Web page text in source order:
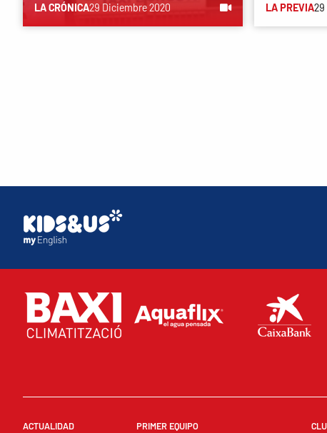
LA CRÓNICA29 Diciembre 2020 LA PREVIA29
ACTUALIDAD PRIMER EQUIPO